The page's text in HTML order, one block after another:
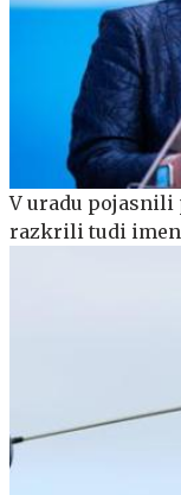
V uradu pojasnili
razkrili tudi